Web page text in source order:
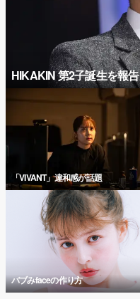
HIKAKIN 第2子誕生を報告
「VIVANT」違和感が話題
バブみfaceの作り方